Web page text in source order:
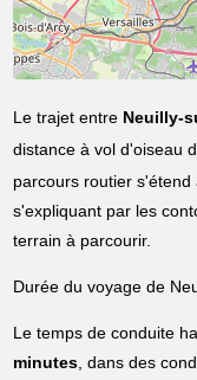
Le trajet entre Neuilly-
distance à vol d'oiseau
parcours routier s'étend
s'expliquant par les
terrain à parcourir.
Durée du voyage de
Le temps de conduite
minutes, dans des